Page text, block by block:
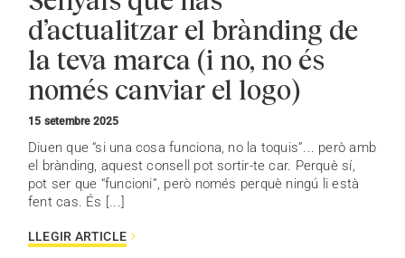
d’actualitzar el brànding de
la teva marca (i no, no és
només canviar el logo)
15 setembre 2025
Diuen que “si una cosa funciona, no la toquis”... però amb
el brànding, aquest consell pot sortir-te car. Perquè sí,
pot ser que “funcioni”, però només perquè ningú li està
fent cas. És [...]
LLEGIR ARTICLE